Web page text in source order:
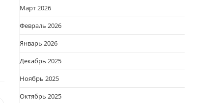
Март 2026
Февраль 2026
Январь 2026
Декабрь 2025
Ноябрь 2025
Октябрь 2025